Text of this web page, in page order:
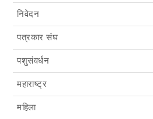
निवेदन
पत्रकार संघ
पशुसंवर्धन
महाराष्ट्र
महिला